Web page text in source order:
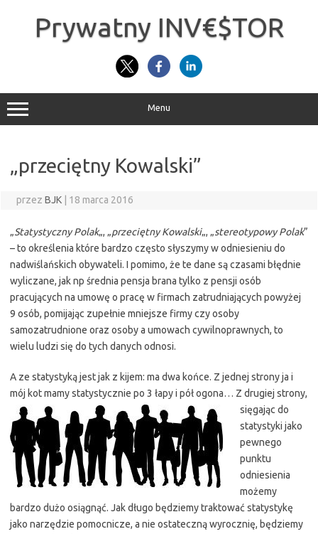
Prywatny INV€$TOR
Menu
„przeciętny Kowalski”
przez BJK 18 marca 2016
„Statystyczny Polak„, „przeciętny Kowalski„, „stereotypowy Polak”
– to określenia które bardzo często słyszymy w odniesieniu do
nadwiślańskich obywateli. I pomimo, że te dane są czasami błędnie
wyliczane, jak np średnia pensja brana tylko z pensji osób
pracujących na umowę o pracę w firmach zatrudniających powyżej
9 osób, pomijając zupełnie mniejsze firmy czy osoby
samozatrudnione oraz osoby a umowach cywilnoprawnych, to
wielu ludzi się do tych danych odnosi.
A ze statystyką jest jak z kijem: ma dwa końce. Z jednej strony ja i
mój kot mamy statystycznie po 3 łapy i pół ogona… Z drugiej strony,
sięgając do
statystyki jako
pewnego
punktu
odniesienia
możemy
bardzo dużo osiągnąć. Jak długo będziemy traktować statystykę
jako narzędzie pomocnicze, a nie ostateczną wyrocznię, będziemy